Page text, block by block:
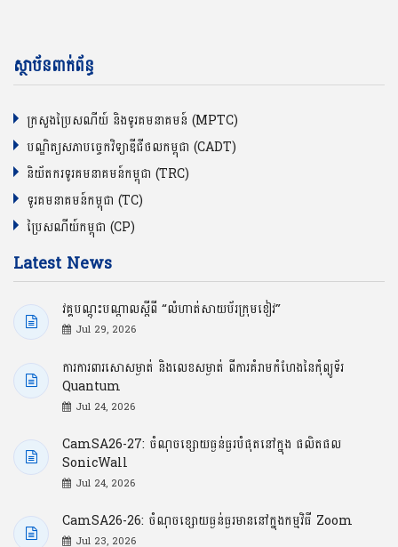
ស្ថាប័នពាក់ព័ន្ធ
ក្រសួងប្រៃសណីយ៍ និងទូរគមនាគមន៍ (MPTC)
បណ្ឌិត្យសភាបច្ចេកវិទ្យាឌីជីថលកម្ពុជា (CADT)
និយ័តករទូរគមនាគមន៍កម្ពុជា (TRC)
ទូរគមនាគមន៍កម្ពុជា (TC)
ប្រៃសណីយ៍កម្ពុជា (CP)
Latest News
វគ្គបណ្ដុះបណ្ដាលស្ដីពី “លំហាត់សាយប័រក្រុមខៀវ”
Jul 29, 2026
ការការពារសោសម្ងាត់ និងលេខសម្ងាត់ ពីការគំរាមកំហែងនៃកុំព្យូទ័រ
Quantum
Jul 24, 2026
CamSA26-27: ចំណុចខ្សោយធ្ងន់ធ្ងរបំផុតនៅក្នុង ផលិតផល
SonicWall
Jul 24, 2026
CamSA26-26: ចំណុចខ្សោយធ្ងន់ធ្ងរមាននៅក្នុងកម្មវិធី Zoom
Jul 23, 2026